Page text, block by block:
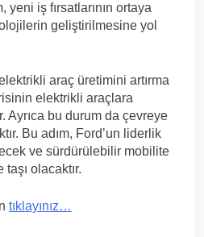
yeni iş fırsatlarının ortaya
geliştirilmesine yol
araç üretimini artırma
elektrikli araçlara
Ayrıca bu durum da çevreye
Bu adım, Ford’un liderlik
ve sürdürülebilir mobilite
olacaktır.
tıklayınız…